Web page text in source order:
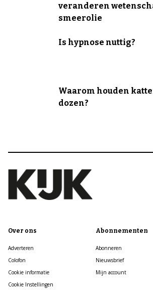
veranderen
smeerolie
Is hypnose nuttig?
Waarom houden
dozen?
Over ons
Adverteren
Colofon
Cookie informatie
Cookie Instellingen
Abonnementen
Abonneren
Nieuwsbrief
Mijn account